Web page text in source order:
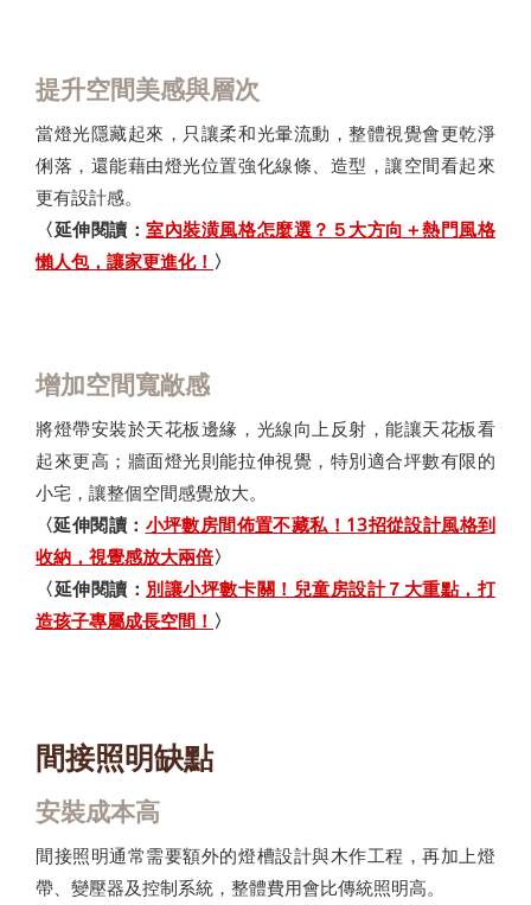
提升空間美感與層次
當燈光隱藏起來，只讓柔和光暈流動，整體視覺會更乾淨
俐落，還能藉由燈光位置強化線條、造型，讓空間看起來
更有設計感。
〈延伸閱讀：室內裝潢風格怎麼選？５大方向＋熱門風格
懶人包，讓家更進化！ 〉
增加空間寬敞感
將燈帶安裝於天花板邊緣，光線向上反射，能讓天花板看
起來更高；牆面燈光則能拉伸視覺，特別適合坪數有限的
小宅，讓整個空間感覺放大。
〈延伸閱讀： 小坪數房間佈置不藏私！13招從設計風格到
收納，視覺感放大兩倍〉
〈延伸閱讀： 別讓小坪數卡關！兒童房設計７大重點，打
造孩子專屬成長空間！ 〉
間接照明缺點
安裝成本高
間接照明通常需要額外的燈槽設計與木作工程，再加上燈
帶、變壓器及控制系統，整體費用會比傳統照明高。